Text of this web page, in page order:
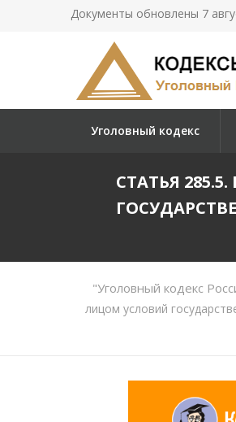
Документы обновлены 7
Уголовный кодекс
СТАТЬЯ
"Уголовный кодекс
лицом условий